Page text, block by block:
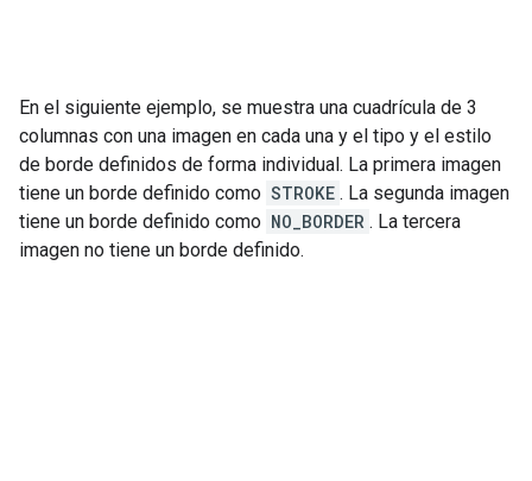
En el siguiente ejemplo, se muestra una cuadrícula de 3
columnas con una imagen en cada una y el tipo y el estilo
de borde definidos de forma individual. La primera imagen
tiene un borde definido como STROKE . La segunda imagen
tiene un borde definido como NO_BORDER . La tercera
imagen no tiene un borde definido.